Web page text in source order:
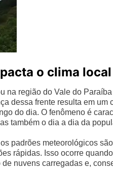
o clima local
na região do Vale do
dessa frente resulta em
do dia. O fenômeno é
também o dia a dia da
padrões meteorológicos
rápidas. Isso ocorre
nuvens carregadas e,